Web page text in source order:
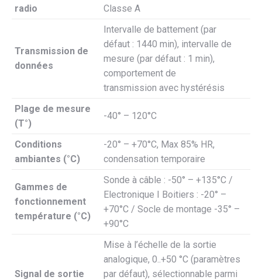
radio
Classe A
Transmission de
données
Intervalle de battement (par
défaut : 1440 min), intervalle de
mesure (par défaut : 1 min),
comportement de
transmission avec hystérésis
Plage de mesure
(T°)
-40° – 120°C
Conditions
ambiantes (°C)
-20° – +70°C, Max 85% HR,
condensation temporaire
Gammes de
fonctionnement
température (°C)
Sonde à câble : -50° – +135°C /
Electronique I Boitiers : -20° –
+70°C / Socle de montage -35° –
+90°C
Signal de sortie
Mise à l’échelle de la sortie
analogique, 0..+50 °C (paramètres
par défaut), sélectionnable parmi